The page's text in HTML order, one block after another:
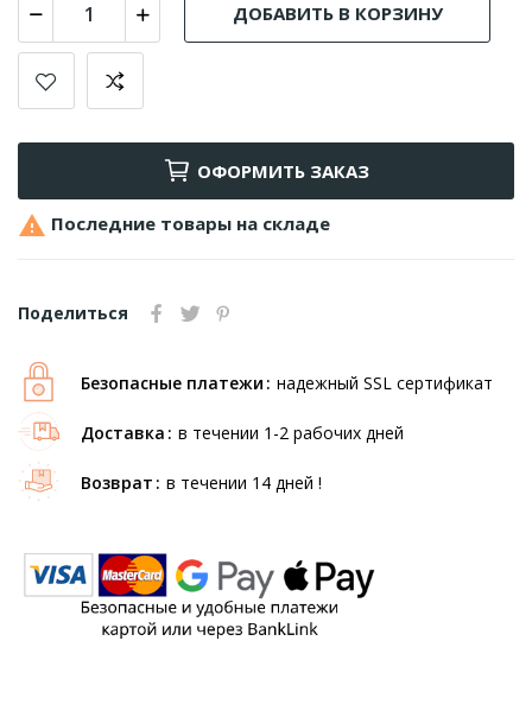
ДОБАВИТЬ В КОРЗИНУ
ОФОРМИТЬ ЗАКАЗ
 Последние товары на складе
Поделиться
Безопасные платежи надежный SSL сертификат
Доставка в течении 1-2 рабочих дней
Возврат в течении 14 дней !